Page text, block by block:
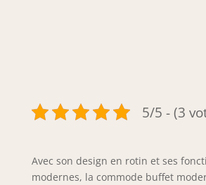
5/5 - (3
Avec son design en rotin et ses
modernes, la commode buffet